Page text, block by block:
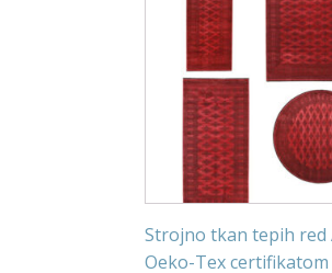
Strojno tkan tepih red
Oeko-Tex certifikatom